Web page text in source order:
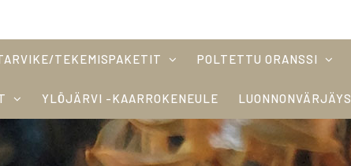
TEKEMISPAKETIT POLTETTU ORANSSI
YLÖJÄRVI -KAARROKENEULE LUONNONVÄRJÄYS